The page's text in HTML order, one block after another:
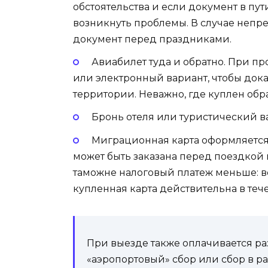
обстоятельства и если документ в
возникнуть проблемы. В случае
документ перед праздниками.
Авиабилет туда и обратно. При
или электронный вариант, чтобы
территории. Неважно, где куплен
Бронь отеля или туристический
Миграционная карта
может быть заказана перед поездкой
таможне налоговый платеж меньше:
купленная карта действительна в
При выезде также оплачивается
«аэропортовый» сбор или сбор в